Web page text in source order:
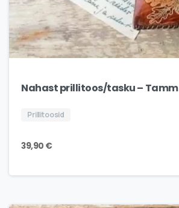
Nahast prillitoos/tasku – Tamm
Prillitoosid
39,90 €